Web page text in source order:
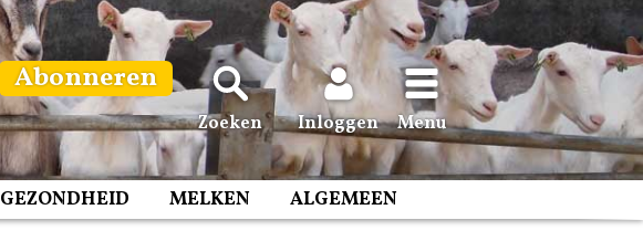
Abonneren
Zoeken Inloggen Menu
GEZONDHEID MELKEN ALGEMEEN